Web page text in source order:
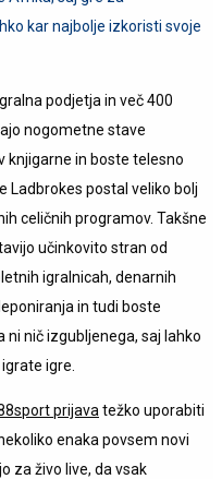
kar najbolje izkoristi svoje
podjetja in več 400
nogometne stave
knjigarne in boste telesno
Ladbrokes postal veliko bolj
celičnih programov. Takšne
učinkovito stran od
igralnicah, denarnih
in tudi boste
ni nič izgubljenega, saj lahko
igre.
prijava težko uporabiti
enaka povsem novi
za živo live, da vsak